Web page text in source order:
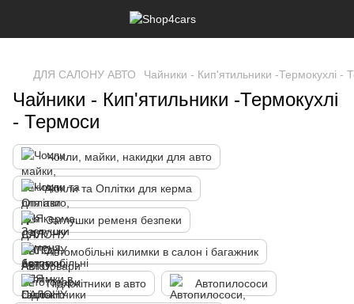
ДЛЯ САЛОНУ АВТО Чайники - Кип'ятильники -Термокухлі -
Чайники - Кип'ятильники -Термокухлі
- Термоси
Чохли, майки, накидки для авто
Чохли та Оплітки для керма
Заглушки ременя безпеки
Автомобільні килимки в салон і багажник
Підлокітники в авто Автопилососи